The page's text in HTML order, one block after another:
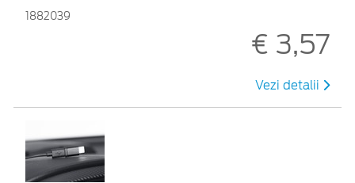
1882039
€ 3,57
Vezi detalii